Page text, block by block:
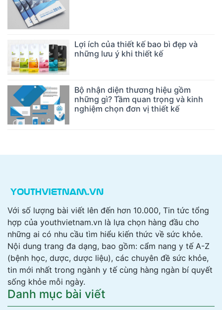
Lợi ích của thiết kế bao bì đẹp và
những lưu ý khi thiết kế
Bộ nhận diện thương hiệu gồm
những gì? Tầm quan trọng và kinh
nghiệm chọn đơn vị thiết kế
Với số lượng bài viết lên đến hơn 10.000, Tin tức tổng
hợp của youthvietnam.vn là lựa chọn hàng đầu cho
những ai có nhu cầu tìm hiểu kiến thức về sức khỏe.
Nội dung trang đa dạng, bao gồm: cẩm nang y tế A-Z
(bệnh học, dược, dược liệu), các chuyên đề sức khỏe,
tin mới nhất trong ngành y tế cùng hàng ngàn bí quyết
sống khỏe mỗi ngày.
Danh mục bài viết